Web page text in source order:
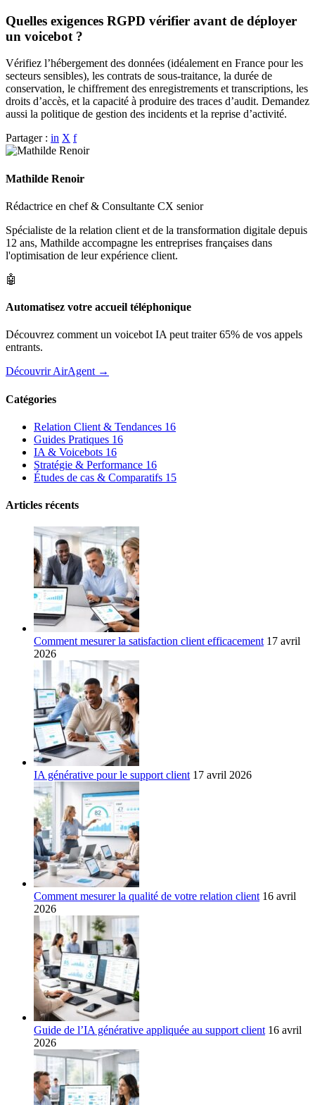
Quelles exigences RGPD vérifier avant de déployer
un voicebot ?
Vérifiez l’hébergement des données (idéalement en France pour les
secteurs sensibles), les contrats de sous-traitance, la durée de
conservation, le chiffrement des enregistrements et transcriptions, les
droits d’accès, et la capacité à produire des traces d’audit. Demandez
aussi la politique de gestion des incidents et la reprise d’activité.
Partager : in X f
Mathilde Renoir
Rédactrice en chef & Consultante CX senior
Spécialiste de la relation client et de la transformation digitale depuis
12 ans, Mathilde accompagne les entreprises françaises dans
l'optimisation de leur expérience client.
🤖
Automatisez votre accueil téléphonique
Découvrez comment un voicebot IA peut traiter 65% de vos appels
entrants.
Découvrir AirAgent →
Catégories
Relation Client & Tendances 16
Guides Pratiques 16
IA & Voicebots 16
Stratégie & Performance 16
Études de cas & Comparatifs 15
Articles récents
Comment mesurer la satisfaction client efficacement 17 avril
2026
IA générative pour le support client 17 avril 2026
Comment mesurer la qualité de votre relation client 16 avril
2026
Guide de l’IA générative appliquée au support client 16 avril
2026